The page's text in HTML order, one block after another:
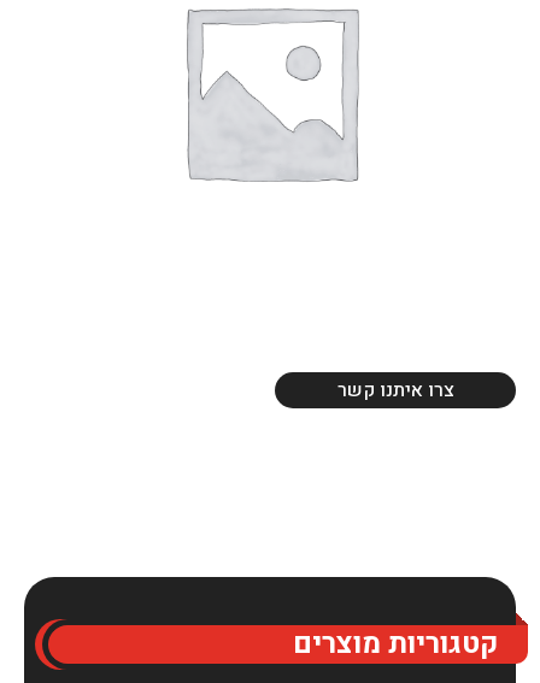
צרו איתנו קשר
קטגוריות מוצרים